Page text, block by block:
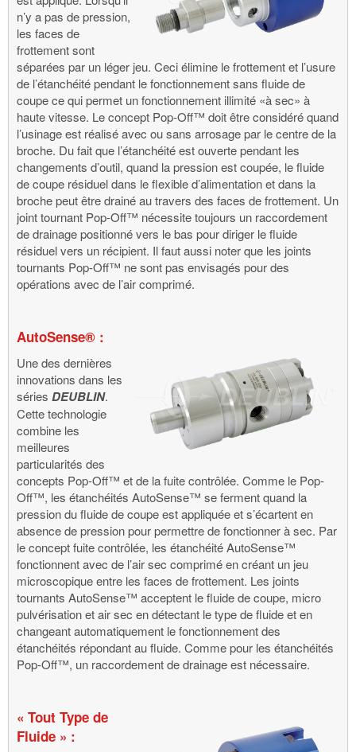
n’y a pas de pression,
les faces de
frottement sont
séparées par un léger jeu. Ceci élimine le frottement et l’usure
de l’étanchéité pendant le fonctionnement sans fluide de
coupe ce qui permet un fonctionnement illimité «à sec» à
haute vitesse. Le concept Pop-Off™ doit être considéré quand
l’usinage est réalisé avec ou sans arrosage par le centre de la
broche. Du fait que l’étanchéité est ouverte pendant les
changements d’outil, quand la pression est coupée, le fluide
de coupe résiduel dans le flexible d’alimentation et dans la
broche peut être drainé au travers des faces de frottement. Un
joint tournant Pop-Off™ nécessite toujours un raccordement
de drainage positionné vers le bas pour diriger le fluide
résiduel vers un récipient. Il faut aussi noter que les joints
tournants Pop-Off™ ne sont pas envisagés pour des
opérations avec de l’air comprimé.
AutoSense® :
Une des dernières
innovations dans les
séries DEUBLIN.
Cette technologie
combine les
meilleures
particularités des
concepts Pop-Off™ et de la fuite contrôlée. Comme le Pop-
Off™, les étanchéités AutoSense™ se ferment quand la
pression du fluide de coupe est appliquée et s’écartent en
absence de pression pour permettre de fonctionner à sec. Par
le concept fuite contrôlée, les étanchéité AutoSense™
fonctionnent avec de l’air sec comprimé en créant un jeu
microscopique entre les faces de frottement. Les joints
tournants AutoSense™ acceptent le fluide de coupe, micro
pulvérisation et air sec en détectant le type de fluide et en
changeant automatiquement le fonctionnement des
étanchéités répondant au fluide. Comme pour les étanchéités
Pop-Off™, un raccordement de drainage est nécessaire.
« Tout Type de
Fluide » :